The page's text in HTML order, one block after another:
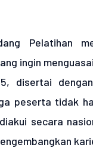
Pelatihan
ingin
disertai
peserta tidak
secara